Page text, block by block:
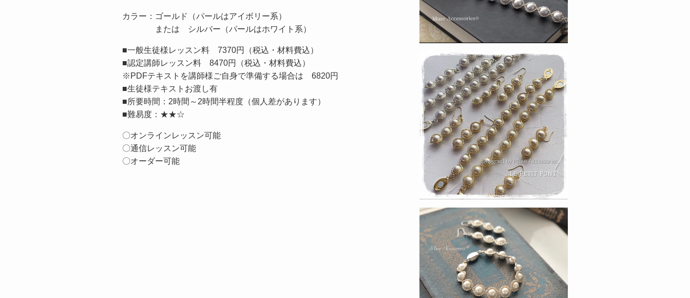
カラー：ゴールド（パールはアイボリー系）
または シルバー（パールはホワイト系）
■一般生徒様レッスン料 7370円（税込・材料費込）
■認定講師レッスン料 8470円（税込・材料費込）
※PDFテキストを講師様ご自身で準備する場合は 6820円
■生徒様テキストお渡し有
■所要時間：2時間～2時間半程度（個人差があります）
■難易度：★★☆
〇オンラインレッスン可能
〇通信レッスン可能
〇オーダー可能